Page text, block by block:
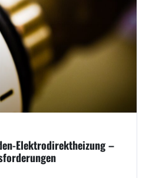
Elektrodirektheizung –